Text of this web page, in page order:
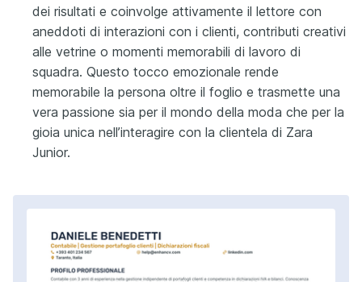
dei risultati e coinvolge attivamente il lettore con
aneddoti di interazioni con i clienti, contributi creativi
alle vetrine o momenti memorabili di lavoro di
squadra. Questo tocco emozionale rende
memorabile la persona oltre il foglio e trasmette una
vera passione sia per il mondo della moda che per la
gioia unica nell’interagire con la clientela di Zara
Junior.